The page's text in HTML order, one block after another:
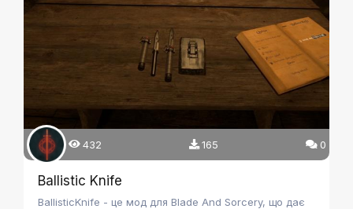
432 165 0
Ballistic Knife
BallisticKnife - це мод для Blade And Sorcery, що дає